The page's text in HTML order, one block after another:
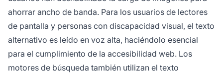
ahorrar ancho de banda. Para los usuarios de lectores
de pantalla y personas con discapacidad visual, el texto
alternativo es leído en voz alta, haciéndolo esencial
para el cumplimiento de la accesibilidad web. Los
motores de búsqueda también utilizan el texto